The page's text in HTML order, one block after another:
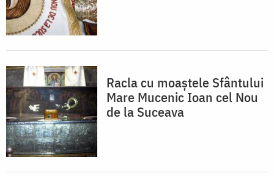
Racla cu moaștele Sfântului
Mare Mucenic Ioan cel Nou
de la Suceava